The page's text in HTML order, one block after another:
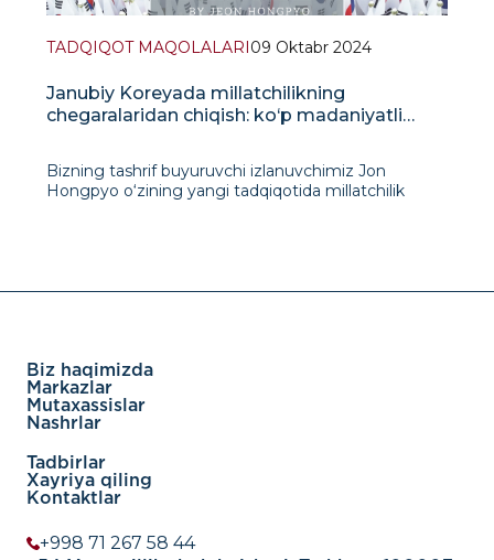
TADQIQOT MAQOLALARI09 Oktabr 2024
Janubiy Koreyada millatchilikning
chegaralaridan chiqish: ko‘p madaniyatli
etish
Bizning tashrif buyuruvchi izlanuvchimiz Jon
Hongpyo o‘zining yangi tadqiqotida millatchilik
Biz haqimizda
Markazlar
Mutaxassislar
Nashrlar
Tadbirlar
Xayriya qiling
Kontaktlar
+998 71 267 58 44